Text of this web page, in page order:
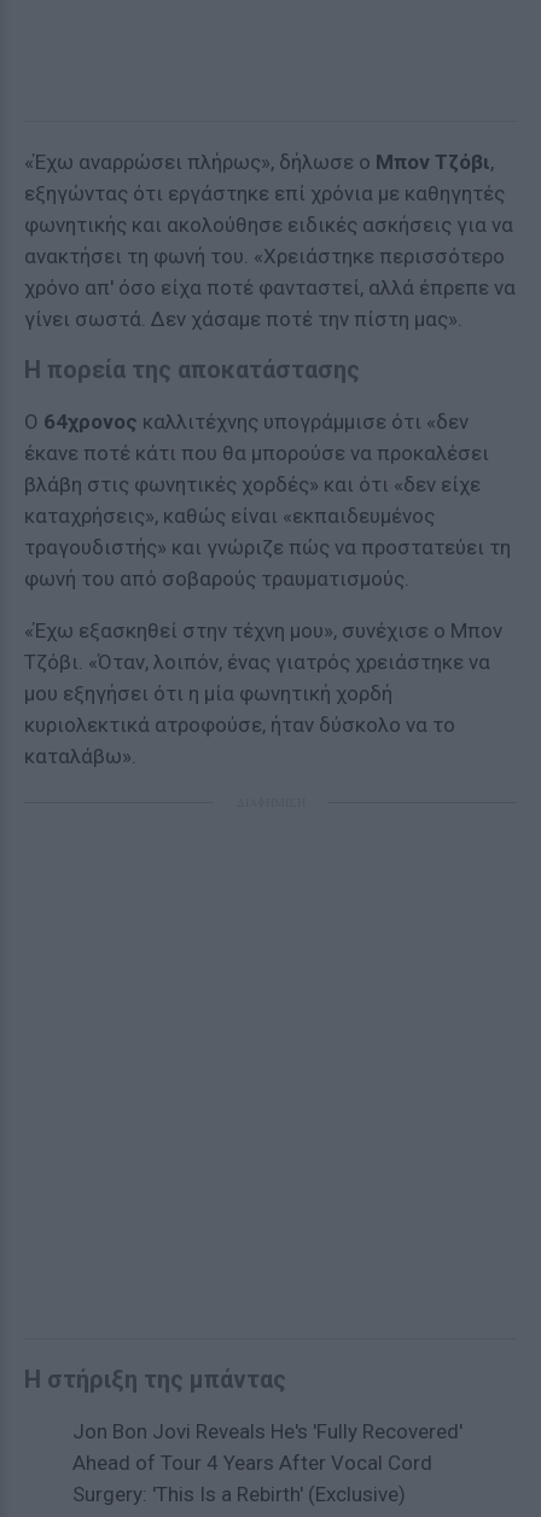
«Έχω αναρρώσει πλήρως», δήλωσε ο Μπον Τζόβι,
εξηγώντας ότι εργάστηκε επί χρόνια με καθηγητές
φωνητικής και ακολούθησε ειδικές ασκήσεις για να
ανακτήσει τη φωνή του. «Χρειάστηκε περισσότερο
χρόνο απ' όσο είχα ποτέ φανταστεί, αλλά έπρεπε να
γίνει σωστά. Δεν χάσαμε ποτέ την πίστη μας».
Η πορεία της αποκατάστασης
Ο 64χρονος καλλιτέχνης υπογράμμισε ότι «δεν
έκανε ποτέ κάτι που θα μπορούσε να προκαλέσει
βλάβη στις φωνητικές χορδές» και ότι «δεν είχε
καταχρήσεις», καθώς είναι «εκπαιδευμένος
τραγουδιστής» και γνώριζε πώς να προστατεύει τη
φωνή του από σοβαρούς τραυματισμούς.
«Έχω εξασκηθεί στην τέχνη μου», συνέχισε ο Μπον
Τζόβι. «Όταν, λοιπόν, ένας γιατρός χρειάστηκε να
μου εξηγήσει ότι η μία φωνητική χορδή
κυριολεκτικά ατροφούσε, ήταν δύσκολο να το
καταλάβω».
Η στήριξη της μπάντας
Jon Bon Jovi Reveals He's 'Fully Recovered'
Ahead of Tour 4 Years After Vocal Cord
Surgery: 'This Is a Rebirth' (Exclusive)